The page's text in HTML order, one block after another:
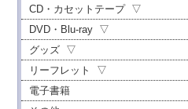
CD・カセットテープ
DVD・Blu-ray
グッズ
リーフレット
電子書籍